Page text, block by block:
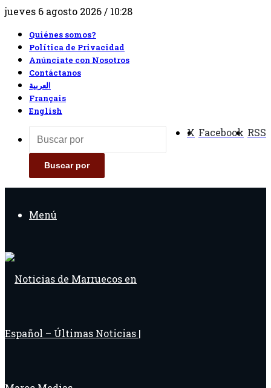
jueves 6 agosto 2026 / 10:28
Quiénes somos?
Política de Privacidad
Anúnciate con Nosotros
Contáctanos
العربية
Français
English
RSS
Facebook
X
Buscar por
Menú